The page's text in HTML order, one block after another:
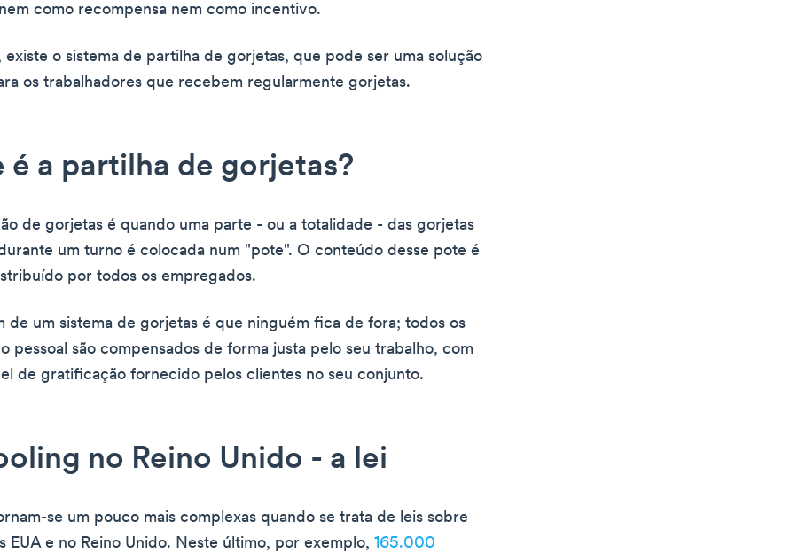
como recompensa nem como incentivo.
existe o sistema de partilha de gorjetas, que pode ser uma solução
os trabalhadores que recebem regularmente gorjetas.
é a partilha de gorjetas?
de gorjetas é quando uma parte - ou a totalidade - das gorjetas
um turno é colocada num "pote". O conteúdo desse pote é
por todos os empregados.
de um sistema de gorjetas é que ninguém fica de fora; todos os
pessoal são compensados de forma justa pelo seu trabalho, com
de gratificação fornecido pelos clientes no seu conjunto.
no Reino Unido - a lei
se um pouco mais complexas quando se trata de leis sobre
EUA e no Reino Unido. Neste último, por exemplo, 165.000